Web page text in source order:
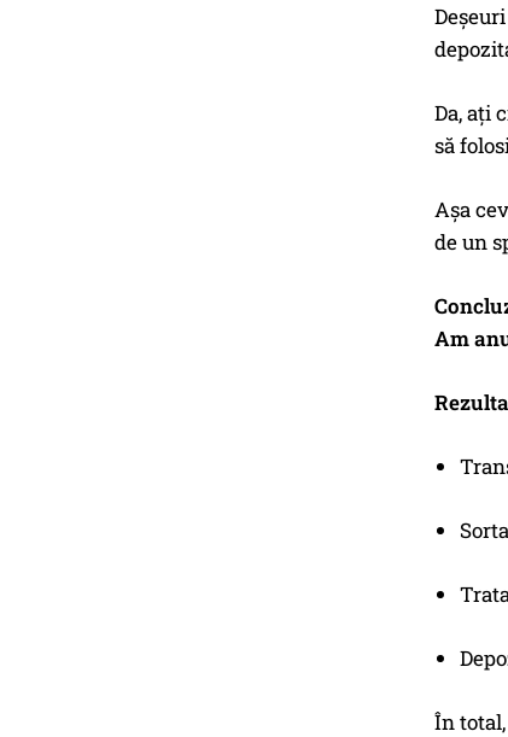
Da, ați
să
Așa
de un
Am
În